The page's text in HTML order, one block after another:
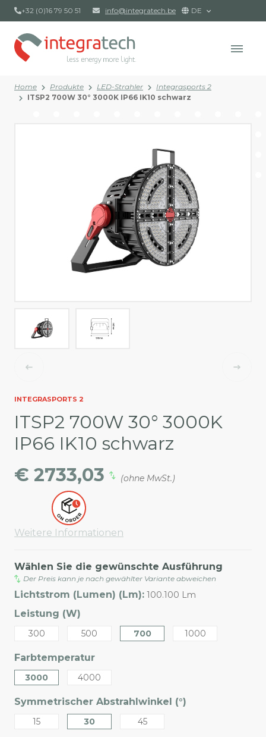
+32 (0)16 79 50 51 info@integratech.be DE
Home Produkte LED-Strahler
Integrasports 2
ITSP2 700W 30° 3000K IP66 IK10 schwarz
INTEGRASPORTS 2
ITSP2 700W 30° 3000K
IP66 IK10 schwarz
€ 2733,03
(ohne MwSt.)
Weitere Informationen
Wählen Sie die gewünschte Ausführung
Der Preis kann je nach gewählter Variante abweichen
Lichtstrom (Lumen) (Lm): 100.100 Lm
Leistung (W)
300 500 700 1000
Farbtemperatur
3000 4000
Symmetrischer Abstrahlwinkel (°)
15 30 45